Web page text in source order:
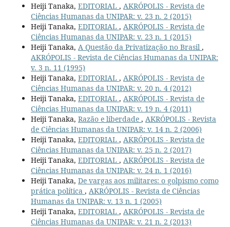
Heiji Tanaka, EDITORIAL , AKRÓPOLIS - Revista de
Ciências Humanas da UNIPAR: v. 23 n. 2 (2015)
Heiji Tanaka, EDITORIAL , AKRÓPOLIS - Revista de
Ciências Humanas da UNIPAR: v. 23 n. 1 (2015)
Heiji Tanaka, A Questão da Privatização no Brasil ,
AKRÓPOLIS - Revista de Ciências Humanas da UNIPAR:
v. 3 n. 11 (1995)
Heiji Tanaka, EDITORIAL , AKRÓPOLIS - Revista de
Ciências Humanas da UNIPAR: v. 20 n. 4 (2012)
Heiji Tanaka, EDITORIAL , AKRÓPOLIS - Revista de
Ciências Humanas da UNIPAR: v. 19 n. 4 (2011)
Heiji Tanaka, Razão e liberdade , AKRÓPOLIS - Revista
de Ciências Humanas da UNIPAR: v. 14 n. 2 (2006)
Heiji Tanaka, EDITORIAL , AKRÓPOLIS - Revista de
Ciências Humanas da UNIPAR: v. 25 n. 2 (2017)
Heiji Tanaka, EDITORIAL , AKRÓPOLIS - Revista de
Ciências Humanas da UNIPAR: v. 24 n. 1 (2016)
Heiji Tanaka, De vargas aos militares: o golpismo como
prática política , AKRÓPOLIS - Revista de Ciências
Humanas da UNIPAR: v. 13 n. 1 (2005)
Heiji Tanaka, EDITORIAL , AKRÓPOLIS - Revista de
Ciências Humanas da UNIPAR: v. 21 n. 2 (2013)